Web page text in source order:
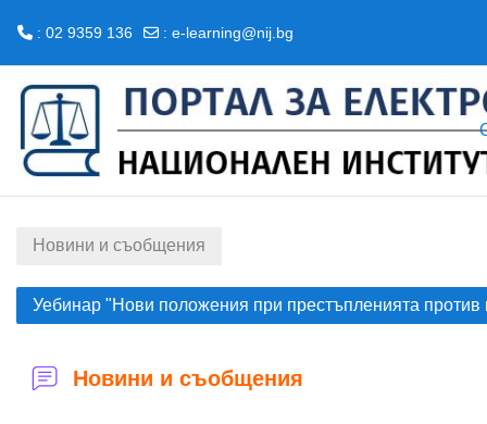
: 02 9359 136 : e-learning@nij.bg
Новини и съобщения
Уебинар "Нови положения при престъпленията против
Новини и съобщения